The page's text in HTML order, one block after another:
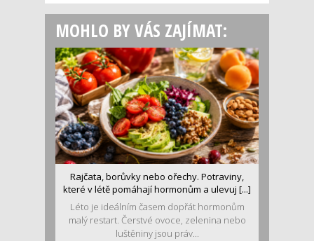
MOHLO BY VÁS ZAJÍMAT:
Rajčata, borůvky nebo ořechy. Potraviny,
které v létě pomáhají hormonům a ulevuj [...]
Léto je ideálním časem dopřát hormonům
malý restart. Čerstvé ovoce, zelenina nebo
luštěniny jsou práv...